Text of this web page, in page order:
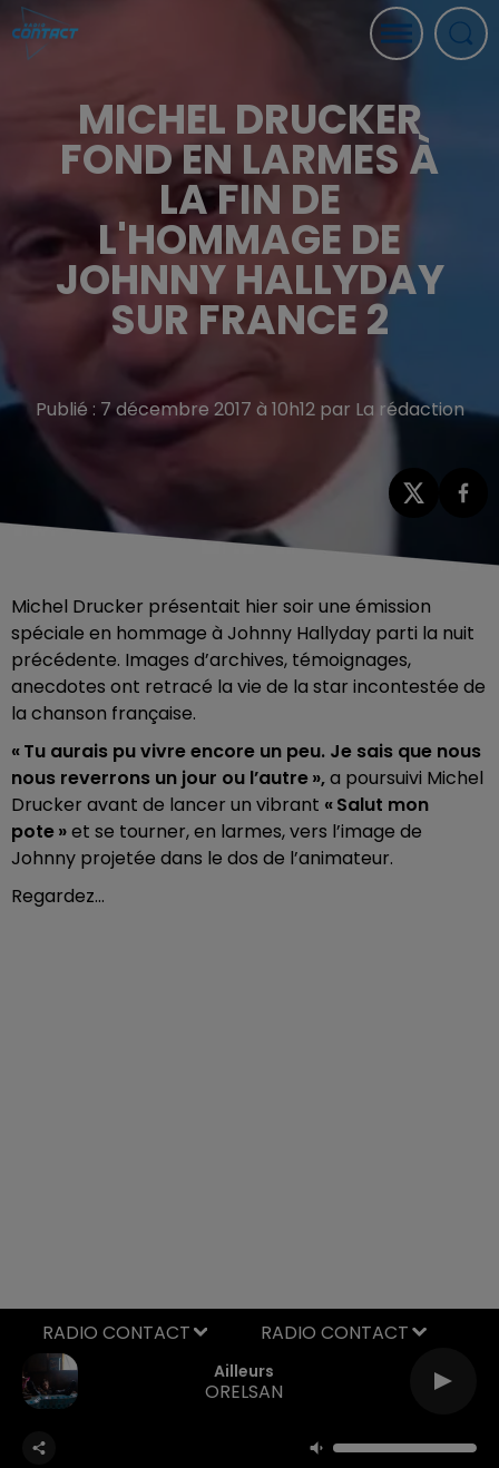
MICHEL DRUCKER
FOND EN LARMES À
LA FIN DE
L'HOMMAGE DE
JOHNNY HALLYDAY
SUR FRANCE 2
Publié : 7 décembre 2017 à 10h12 par La rédaction
Michel Drucker présentait hier soir une émission
spéciale en hommage à Johnny Hallyday parti la nuit
précédente. Images d’archives, témoignages,
anecdotes ont retracé la vie de la star incontestée de
la chanson française.
« Tu aurais pu vivre encore un peu. Je sais que nous
nous reverrons un jour ou l’autre»,a poursuivi Michel
Drucker avant de lancer un vibrant « Salut mon
pote »et se tourner, en larmes, vers l’image de
Johnny projetée dans le dos de l’animateur.
Regardez...
Ailleurs
ORELSAN
RADIO CONTACT